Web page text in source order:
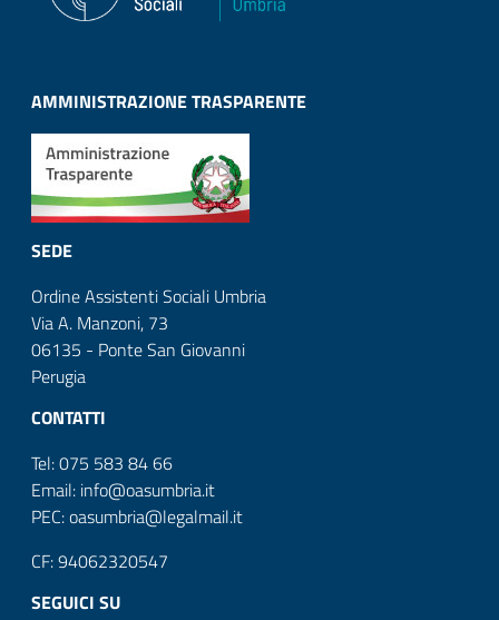
AMMINISTRAZIONE TRASPARENTE
SEDE
Ordine Assistenti Sociali Umbria
Via A. Manzoni, 73
06135 - Ponte San Giovanni
Perugia
CONTATTI
Tel: 075 583 84 66
Email: info@oasumbria.it
PEC: oasumbria@legalmail.it
CF: 94062320547
SEGUICI SU